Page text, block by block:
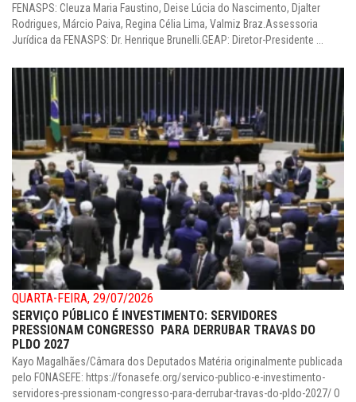
FENASPS: Cleuza Maria Faustino, Deise Lúcia do Nascimento, Djalter
Rodrigues, Márcio Paiva, Regina Célia Lima, Valmiz Braz.Assessoria
Jurídica da FENASPS: Dr. Henrique Brunelli.GEAP: Diretor-Presidente ...
QUARTA-FEIRA, 29/07/2026
SERVIÇO PÚBLICO É INVESTIMENTO: SERVIDORES
PRESSIONAM CONGRESSO PARA DERRUBAR TRAVAS DO
PLDO 2027
Kayo Magalhães/Câmara dos Deputados Matéria originalmente publicada
pelo FONASEFE: https://fonasefe.org/servico-publico-e-investimento-
servidores-pressionam-congresso-para-derrubar-travas-do-pldo-2027/ O